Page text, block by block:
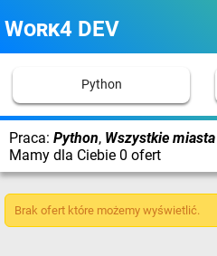
Work4 DEV
Python
Praca: Python, Wszystkie miasta
Mamy dla Ciebie 0 ofert
Brak ofert które możemy wyświetlić.